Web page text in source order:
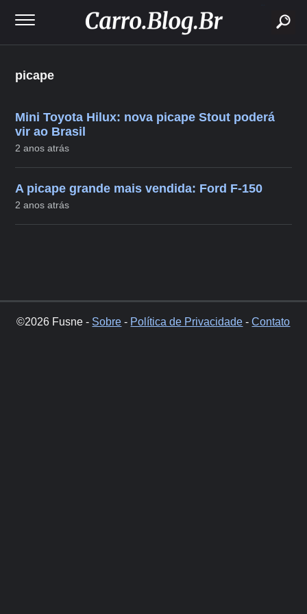
picape
Mini Toyota Hilux: nova picape Stout poderá
vir ao Brasil
2 anos atrás
A picape grande mais vendida: Ford F-150
2 anos atrás
©2026 Fusne - Sobre - Política de Privacidade -Contato